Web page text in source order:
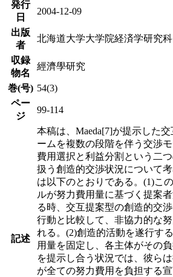
発行
日
2004-12-09
出版
者
北海道大学大学院経済学研究科
収録
物名
經濟學研究
巻(号) 54(3)
ペー
ジ
99-114
記述
本稿は、Maeda[7]が提示した
ームを複数の段階を伴う交渉
費用選択と利益分割という二
扱う創造的交渉状況について
は以下のとおりである。(1)こ
ルが努力費用量に基づく提案
る時、交互提案型の創造的交
行動と比較して、非協力的な
れる。(2)創造的活動を遂行す
用量を固定し、各主体がその
を提示し合う状況では、彼ら
が全ての努力費用を負担する